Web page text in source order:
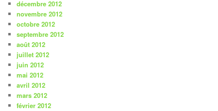
décembre 2012
novembre 2012
octobre 2012
septembre 2012
août 2012
juillet 2012
juin 2012
mai 2012
avril 2012
mars 2012
février 2012